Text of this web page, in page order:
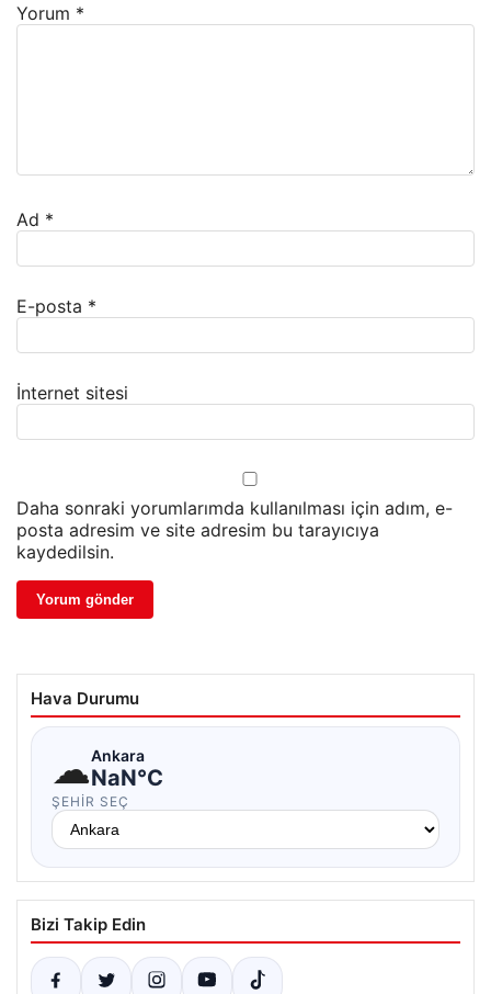
Yorum *
Ad *
E-posta *
İnternet sitesi
Daha sonraki yorumlarımda kullanılması için adım, e-
posta adresim ve site adresim bu tarayıcıya
kaydedilsin.
Hava Durumu
☁Ankara
NaN°C
ŞEHIR SEÇ
Bizi Takip Edin